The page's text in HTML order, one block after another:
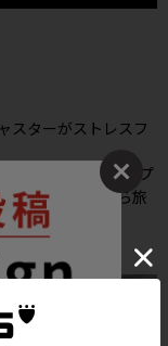
スターがストレスフ
ロントポケット、プ
収納力で通勤から旅
す。